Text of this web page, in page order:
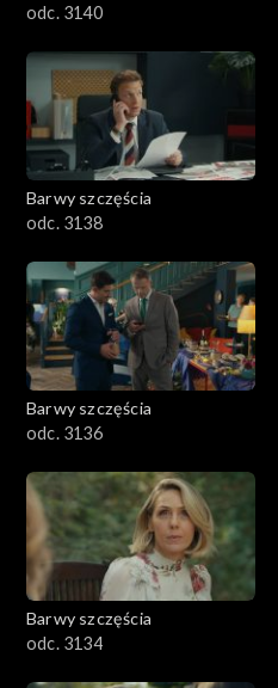
odc. 3140
Barwy szczęścia
odc. 3138
Barwy szczęścia
odc. 3136
Barwy szczęścia
odc. 3134